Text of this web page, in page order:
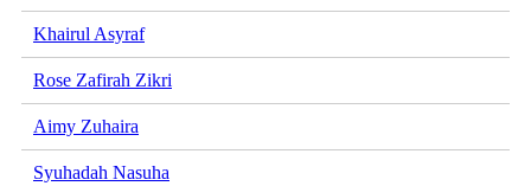
Khairul Asyraf
Rose Zafirah Zikri
Aimy Zuhaira
Syuhadah Nasuha